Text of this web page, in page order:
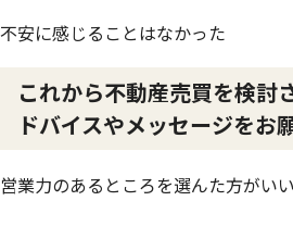
不安に感じることはなかった
これから不動産売買を検討
ドバイスやメッセージをお
営業力のあるところを選んた方がい